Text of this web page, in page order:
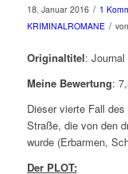
18. Januar 2016 / 1
KRIMINALROMANE / von
Originaltitel: Journal
Meine Bewertung:
Dieser vierte Fall
Straße, die von den
wurde (Erbarmen,
Der PLOT: